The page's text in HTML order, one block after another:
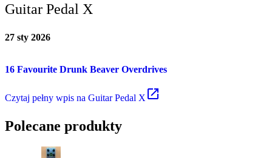
Guitar Pedal X
27 sty 2026
16 Favourite Drunk Beaver Overdrives
Czytaj pełny wpis na Guitar Pedal X
Polecane produkty